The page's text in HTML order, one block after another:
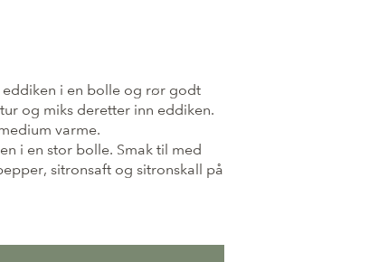
i en bolle og rør godt
og miks deretter inn eddiken.
varme.
i en stor bolle. Smak til med
sitronsaft og sitronskall på